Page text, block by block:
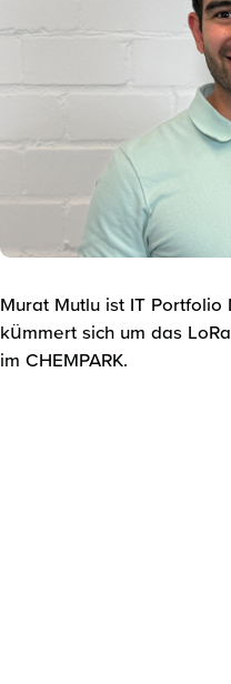
Murat Mutlu ist IT
kümmert sich um das
im CHEMPARK.